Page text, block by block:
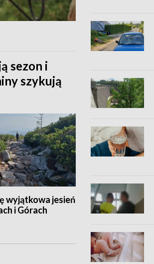
sezon i
szykują
wyjątkowa jesień
i Górach